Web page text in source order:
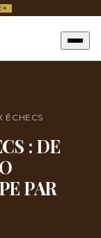
ÉCHECS
: DE
PAR